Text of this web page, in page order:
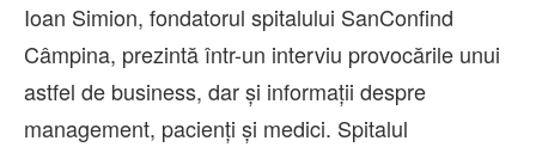
Ioan Simion, fondatorul spitalului SanConfind
Câmpina, prezintă într-un interviu provocările unui
astfel de business, dar și informații despre
management, pacienți și medici. Spitalul